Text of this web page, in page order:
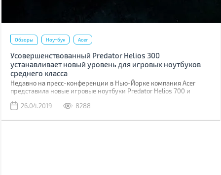
Обзоры Ноутбук Acer
Усовершенствованный Predator Helios 300
устанавливает новый уровень для игровых ноутбуков
среднего класса
Недавно на пресс-конференции в Нью-Йорке компания Acer
представила новые игровые ноутбуки Predator Helios 700 и
решений для геймеров, конструкторов, специалистов, учащихся,
26.04.2019 8288